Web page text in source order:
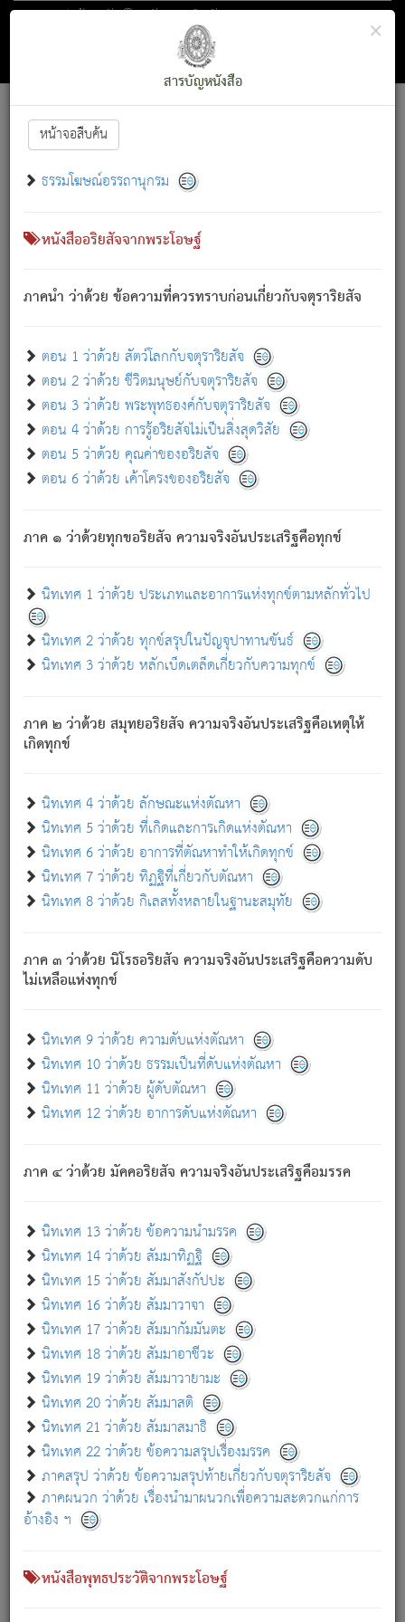
ตอน 1 ว่าด้วย สัตว์โลกกับจตุราริยสัจ
สารบัญ×
สารบัญหนังสือ
หน้าจอสืบค้น
ธรรมโฆษณ์อรรถานุกรม
หนังสืออริยสัจจากพระโอษฐ์
ภาคนำ ว่าด้วย ข้อความที่ควรทราบก่อนเกี่ยวกับจตุราริยสัจ
ตอน 1 ว่าด้วย สัตว์โลกกับจตุราริยสัจ
ตอน 2 ว่าด้วย ชีวิตมนุษย์กับจตุราริยสัจ
ตอน 3 ว่าด้วย พระพุทธองค์กับจตุราริยสัจ
ตอน 4 ว่าด้วย การรู้อริยสัจไม่เป็นสิ่งสุดวิสัย
ตอน 5 ว่าด้วย คุณค่าของอริยสัจ
ตอน 6 ว่าด้วย เค้าโครงของอริยสัจ
ภาค ๑ ว่าด้วยทุกขอริยสัจ ความจริงอันประเสริฐคือทุกข์
นิทเทศ 1 ว่าด้วย ประเภทและอาการแห่งทุกข์ตามหลักทั่วไป
นิทเทศ 2 ว่าด้วย ทุกข์สรุปในปัญจุปาทานขันธ์
นิทเทศ 3 ว่าด้วย หลักเบ็ดเตล็ดเกี่ยวกับความทุกข์
ภาค ๒ ว่าด้วย สมุทยอริยสัจ ความจริงอันประเสริฐคือเหตุให้
เกิดทุกข์
นิทเทศ 4 ว่าด้วย ลักษณะแห่งตัณหา
นิทเทศ 5 ว่าด้วย ที่เกิดและการเกิดแห่งตัณหา
นิทเทศ 6 ว่าด้วย อาการที่ตัณหาทำให้เกิดทุกข์
นิทเทศ 7 ว่าด้วย ทิฏฐิที่เกี่ยวกับตัณหา
นิทเทศ 8 ว่าด้วย กิเลสทั้งหลายในฐานะสมุทัย
ภาค ๓ ว่าด้วย นิโรธอริยสัจ ความจริงอันประเสริฐคือความดับ
ไม่เหลือแห่งทุกข์
นิทเทศ 9 ว่าด้วย ความดับแห่งตัณหา
นิทเทศ 10 ว่าด้วย ธรรมเป็นที่ดับแห่งตัณหา
นิทเทศ 11 ว่าด้วย ผู้ดับตัณหา
นิทเทศ 12 ว่าด้วย อาการดับแห่งตัณหา
ภาค ๔ ว่าด้วย มัคคอริยสัจ ความจริงอันประเสริฐคือมรรค
นิทเทศ 13 ว่าด้วย ข้อความนำมรรค
นิทเทศ 14 ว่าด้วย สัมมาทิฏฐิ
นิทเทศ 15 ว่าด้วย สัมมาสังกัปปะ
นิทเทศ 16 ว่าด้วย สัมมาวาจา
นิทเทศ 17 ว่าด้วย สัมมากัมมันตะ
นิทเทศ 18 ว่าด้วย สัมมาอาชีวะ
นิทเทศ 19 ว่าด้วย สัมมาวายามะ
นิทเทศ 20 ว่าด้วย สัมมาสติ
นิทเทศ 21 ว่าด้วย สัมมาสมาธิ
นิทเทศ 22 ว่าด้วย ข้อความสรุปเรื่องมรรค
ภาคสรุป ว่าด้วย ข้อความสรุปท้ายเกี่ยวกับจตุราริยสัจ
ภาคผนวก ว่าด้วย เรื่องนำมาผนวกเพื่อความสะดวกแก่การ
อ้างอิง ฯ
หนังสือพุทธประวัติจากพระโอษฐ์
Font :15 ]||
สัตว์โลกนี้ เกิดความเดือดร้อนแล้ว มีผัสสะบังหน้า
เขาสำคัญสิ่งใด โดยความเป็นประการใด แต่สิ่งนั้นย่อมเป็น
(ตามที่เป็นจริง) โดยประการอื่นจากที่เขาสำคัญนั้น
สัตว์โลกติดข้องอยู่ในภพ ถูกภพบังหน้าแล้ว มีภพโดยความ
เป็นอย่างอื่น (จากที่มันเป็นอยู่จริง) จึงได้เพลิดเพลินยิ่งนักในภพ
เขาเพลิดเพลินยิ่งนักในสิ่งใด สิ่งนั้นเป็นภัย (ที่เขาไม่รู้จัก)
เขากลัวต่อสิ่งใดสิ่งนั้นเป็นทุกข์
พรหมจรรย์นี้ อันบุคคลย่อมประพฤติ ก็เพื่อการละขาดซึ่ง
ภพ.
สมณะหรือพราหมณ์เหล่าใด กล่าวความหลุดพ้นจากภพว่า
มีได้เพราะภพ เรากล่าวว่า สมณะหรือพราหมณ์ทั้งปวงนั้น
มิใช่ผู้หลดพ้นจากภพ.
ภพ ว่ามีได้เพราะวิภพ[2]: เรากล่าวว่า สมณะหรือพราหมณ์ทั้ง
ปวงนั้น ก็ยังสลัดภพออกไปไม่ได้.
ก็ทุกข์นี้มีขึ้น เพราะอาศัยซึ่งอุปธิทั้งปวง.
เพราะความสิ้นไปแห่งอุปาทานทั้งปวง ความเกิดขึ้นแห่ง
ทุกข์จึงไม่มี.
ท่านจงดูโลกนี้เถิด (จะเห็นว่า) สัตว์ทั้งหลายอันอวิชาหนา
แน่นบังหนาแล้ว; และว่า สัตว์ผู้ยินดีในภพอันเป็นแล้วนั้น ย่อม
อันเป็นไปในที่หรือเวลาทั้งปวง[3]เพื่อความมีแห่งประโยชน์โดย
ประการทั้งปวง; ภพทั้งหลายทั้งหมดนั้น ไม่เที่ยง เป็นทุกข์ มี
ความแปรปรวนเป็นธรรมดา.
อย่างนี้อยู่; เขาย่อมละภวตัณหาได้ และไม่เพลิดเพลินวิภวตัณหา
ด้วย.
ความดับเพราะความสำรอกไม่เหลือ (แห่งภพทั้งหลาย)
เพราะความสิ้นไปแห่งตัณหาโดยประการทั้งปวง นั้นคือ
นิพพาน.
ภพใหม่ย่อมไม่มีแก่ภิกษุนั้น ผู้ดับเย็นสนิทแล้ว เพราะไม่มี
ภิกษุนั้น เป็นผู้ครอบงำมารได้แล้ว ชนะสงครามแล้ว ก้าวล่วง
ภพทั้งหลายทั้งปวงได้แล้ว เป็นผู้คงที่ (คือไม่เปลี่ยนแปลงอีกต่อ
- อุ.ขุ. ๒๕/๑๒๑/๘๔.
(ข้อความนี้ เป็นพระพุทธอุทานที่ทรงเปล่งออก ที่โคนต้นโพธิ์
เป็นที่ตรัสรู้ เมื่อตรัสรู้แล้วได้ 7 วัน)
เกี่ยวกับธรรมโฆษณ์ออนไลน์ (Disclaimer)
แม้ระบบ "ธรรมโฆษณ์ออนไลน์" พยายามปรับปรุงข้อมูลให้ถูกต้องมากที่สุด
ผู้ศึกษาก็พึงตรวจสอบกับตัวเล่มหนังสือต้นฉบับ ที่มีการพิมพ์ครั้งล่าสุด
ก่อนนำข้อมูลไปใช้ในการอ้างอิง"
เกี่ยวกับอัตถจารี|เกี่ยวกับการพัฒนา|แจ้งข้อผิดพลาด / แนะนำ
หนังสือที่เกี่ยวข้อง